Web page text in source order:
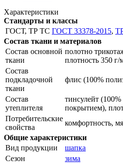
Характеристики
Стандарты и классы
ГОСТ, ТР ТС ГОСТ 33378-2015,
Состав ткани и материалов
Состав основной
ткани
полотно
плотность 350 г/
Состав
подкладочной
ткани
флис (100%
Состав
утеплителя
тинсулейт
покрытием),
Потребительские
свойства
комфортность,
Общие характеристики
Вид продукции
шапка
Сезон
зима